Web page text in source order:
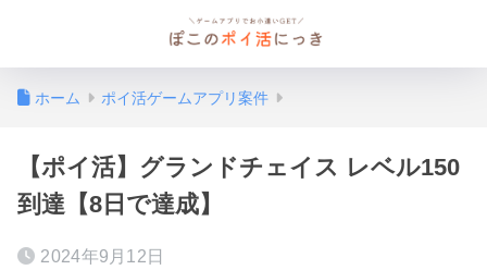
ホーム ポイ活ゲームアプリ案件
【ポイ活】グランドチェイス レベル150
到達【8日で達成】
2024年9月12日